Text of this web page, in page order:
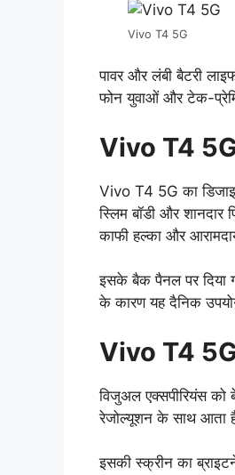
Vivo T4 5G
पावर और लंबी बैटरी
फोन युवाओं और टेक-
Vivo T4
Vivo T4 5G का
स्लिम बॉडी और
काफी हल्का और
इसके बैक पैनल पर दिया
के कारण यह दैनिक
Vivo T4
विजुअल एक्सपीरियंस को
रेजोल्यूशन के साथ आता है,
इसकी स्क्रीन का